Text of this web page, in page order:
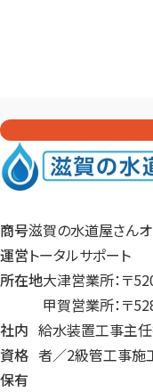
商号滋賀の水道屋さんオ
運営トータルサポート
所在地大津営業所：〒
甲賀営業所：〒
社内
資格
保有
給水装置工事主
者／2級管工事施